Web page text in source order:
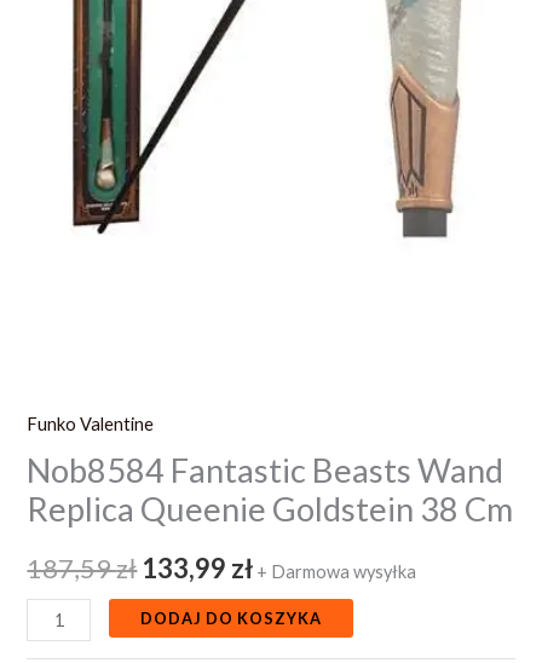
Funko Valentine
Nob8584 Fantastic Beasts Wand
Replica Queenie Goldstein 38 Cm
187,59zł 133,99 zł + Darmowa wysyłka
DODAJ DO KOSZYKA